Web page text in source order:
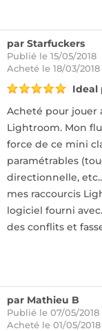
par Starfuckers
Publié le 15/05/2018
Acheté le 18/03/
Ideal
Acheté pour jouer
Lightroom. Mon
force de ce mini
paramétrables
directionnelle,
mes raccourcis
logiciel fourni
des conflits et
par Mathieu B
Publié le 07/05/2018
Acheté le 01/05/